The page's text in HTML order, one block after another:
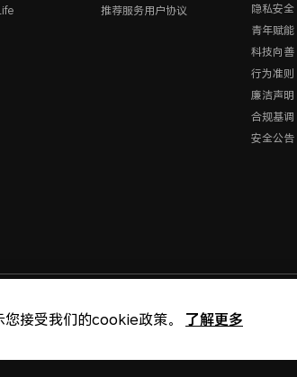
推荐服务用户协议
隐私安全
青年赋能
科技向善
行为准则
廉洁声明
合规基调
安全公告
版权所有 © 荣耀终端股
接受我们的cookie政策。 了解更多